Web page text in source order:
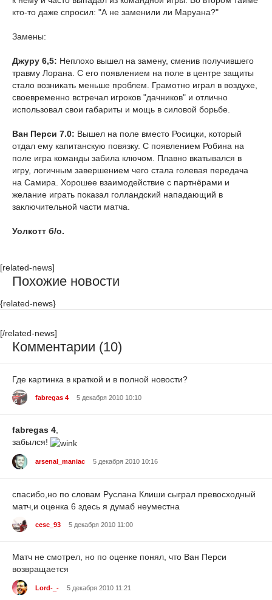
кто-то даже спросил: "А не заменили ли Маруана?"
Замены:
Джуру 6,5: Неплохо вышел на замену, сменив получившего
травму Лорана. С его появлением на поле в центре защиты
стало возникать меньше проблем. Грамотно играл в воздухе,
своевременно встречал игроков "дачников" и отлично
использовал свои габариты и мощь в силовой борьбе.
Ван Перси 7.0: Вышел на поле вместо Росицки, который
отдал ему капитанскую повязку. С появлением Робина на
поле игра команды забила ключом. Плавно вкатывался в
игру, логичным завершением чего стала голевая передача
на Самира. Хорошее взаимодействие с партнёрами и
желание играть показал голландский нападающий в
заключительной части матча.
Уолкотт б/о.
[related-news]
Похожие новости
{related-news}
[/related-news]
Комментарии (10)
Где картинка в краткой и в полной новости?
fabregas 4 5 декабря 2010 10:10
fabregas 4,
забылся!
arsenal_maniac 5 декабря 2010 10:16
спасибо,но по словам Руслана Клиши сыграл превосходный
матч,и оценка 6 здесь я думаб неуместна
cesc_93 5 декабря 2010 11:00
Матч не смотрел, но по оценке понял, что Ван Перси
возвращается
Lord-_- 5 декабря 2010 11:21